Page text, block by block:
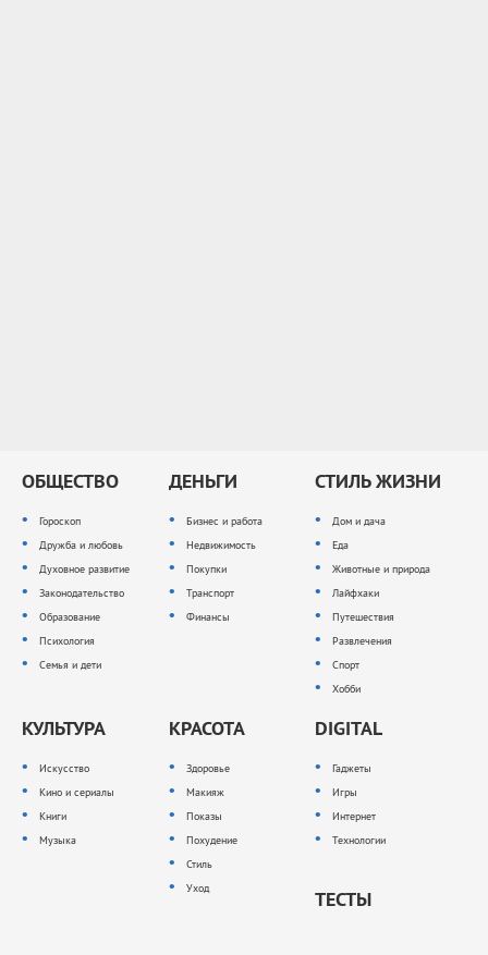
ОБЩЕСТВО
Гороскоп
Дружба и любовь
Духовное развитие
Законодательство
Образование
Психология
Семья и дети
ДЕНЬГИ
Бизнес и работа
Недвижимость
Покупки
Транспорт
Финансы
СТИЛЬ ЖИЗНИ
Дом и дача
Еда
Животные и природа
Лайфхаки
Путешествия
Развлечения
Спорт
Хобби
КУЛЬТУРА
Искусство
Кино и сериалы
Книги
Музыка
КРАСОТА
Здоровье
Макияж
Показы
Похудение
Стиль
Уход
DIGITAL
Гаджеты
Игры
Интернет
Технологии
ТЕСТЫ